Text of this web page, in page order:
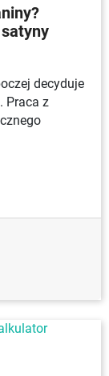
decyduje
Praca z